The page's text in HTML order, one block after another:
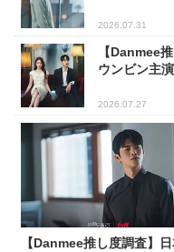
2026.07.31
【Danmee
ウンビン主
2026.07.27
【Danmee推し度調査】